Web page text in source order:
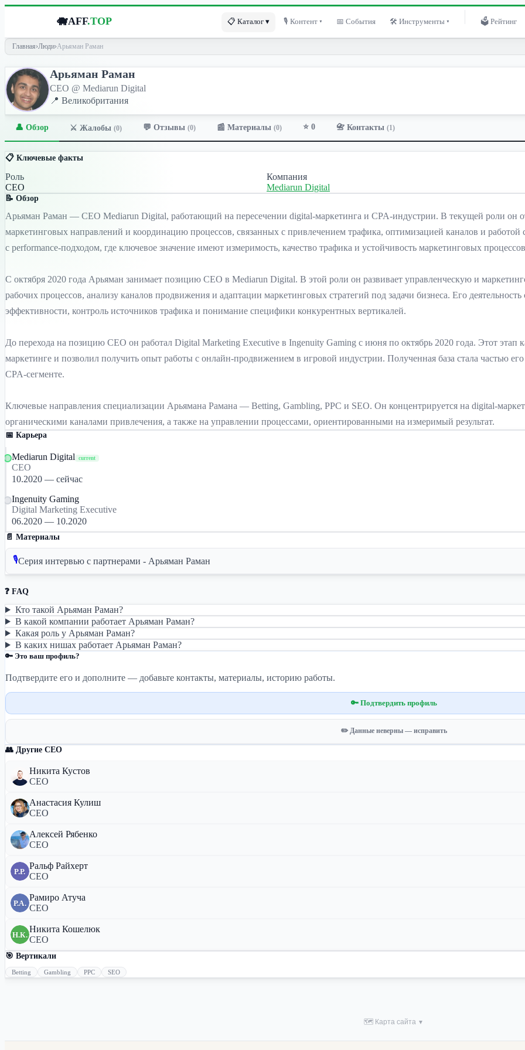
🐗AFF.TOP 📋 Каталог ▾ 🎙 Контент ▾ 📅 События 🛠 Инструменты ▾ 🗳 Рейтинг
Главная›Люди›Арьяман Раман
Арьяман Раман
CEO @ Mediarun Digital
📍 Великобритания
👤 Обзор ⚔️ Жалобы (0) 💬 Отзывы (0) 📰 Материалы (0) ⭐ 0 📇 Контакты (1)
📋 Ключевые факты
Роль
CEO
Компания
Mediarun Digital
📝 Обзор
Арьяман Раман — CEO Mediarun Digital, работающий на пересечении digital-маркетинга и CPA-индустрии. В текущей роли он
маркетинговых направлений и координацию процессов, связанных с привлечением трафика, оптимизацией каналов и
с performance-подходом, где ключевое значение имеют измеримость, качество трафика и устойчивость маркетинговых
С октября 2020 года Арьяман занимает позицию CEO в Mediarun Digital. В этой роли он развивает управленческую и
рабочих процессов, анализу каналов продвижения и адаптации маркетинговых стратегий под задачи бизнеса. Его
эффективности, контроль источников трафика и понимание специфики конкурентных вертикалей.
До перехода на позицию CEO он работал Digital Marketing Executive в Ingenuity Gaming с июня по октябрь 2020 года. Этот этап
маркетинге и позволил получить опыт работы с онлайн-продвижением в игровой индустрии. Полученная база стала частью
CPA-сегменте.
Ключевые направления специализации Арьямана Рамана — Betting, Gambling, PPC и SEO. Он концентрируется на digital-
органическими каналами привлечения, а также на управлении процессами, ориентированными на измеримый результат.
📅 Карьера
Mediarun Digital current
CEO
10.2020 — сейчас
Ingenuity Gaming
Digital Marketing Executive
06.2020 — 10.2020
📄 Материалы
🎙Серия интервью с партнерами - Арьяман Раман
❓ FAQ
Кто такой Арьяман Раман?
В какой компании работает Арьяман Раман?
Какая роль у Арьяман Раман?
В каких нишах работает Арьяман Раман?
🔑 Это ваш профиль?
Подтвердите его и дополните — добавьте контакты, материалы, историю работы.
🔑 Подтвердить профиль
✏️ Данные неверны — исправить
👥 Другие CEO
Никита Кустов
CEO
Анастасия Кулиш
CEO
Алексей Рябенко
CEO
Р.Р.
Ральф Райхерт
CEO
Р.А.
Рамиро Атуча
CEO
Н.К.
Никита Кошелюк
CEO
🎯 Вертикали
Betting Gambling PPC SEO
🗺 Карта сайта ▼